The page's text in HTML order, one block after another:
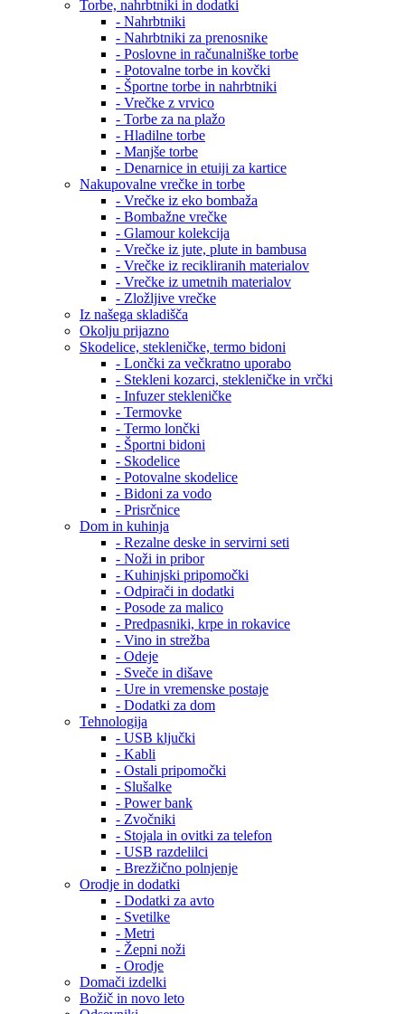
Torbe, nahrbtniki in dodatki
- Nahrbtniki
- Nahrbtniki za prenosnike
- Poslovne in računalniške torbe
- Potovalne torbe in kovčki
- Športne torbe in nahrbtniki
- Vrečke z vrvico
- Torbe za na plažo
- Hladilne torbe
- Manjše torbe
- Denarnice in etuiji za kartice
Nakupovalne vrečke in torbe
- Vrečke iz eko bombaža
- Bombažne vrečke
- Glamour kolekcija
- Vrečke iz jute, plute in bambusa
- Vrečke iz recikliranih materialov
- Vrečke iz umetnih materialov
- Zložljive vrečke
Iz našega skladišča
Okolju prijazno
Skodelice, stekleničke, termo bidoni
- Lončki za večkratno uporabo
- Stekleni kozarci, stekleničke in vrčki
- Infuzer stekleničke
- Termovke
- Termo lončki
- Športni bidoni
- Skodelice
- Potovalne skodelice
- Bidoni za vodo
- Prisrčnice
Dom in kuhinja
- Rezalne deske in servirni seti
- Noži in pribor
- Kuhinjski pripomočki
- Odpirači in dodatki
- Posode za malico
- Predpasniki, krpe in rokavice
- Vino in strežba
- Odeje
- Sveče in dišave
- Ure in vremenske postaje
- Dodatki za dom
Tehnologija
- USB ključki
- Kabli
- Ostali pripomočki
- Slušalke
- Power bank
- Zvočniki
- Stojala in ovitki za telefon
- USB razdelilci
- Brezžično polnjenje
Orodje in dodatki
- Dodatki za avto
- Svetilke
- Metri
- Žepni noži
- Orodje
Domači izdelki
Božič in novo leto